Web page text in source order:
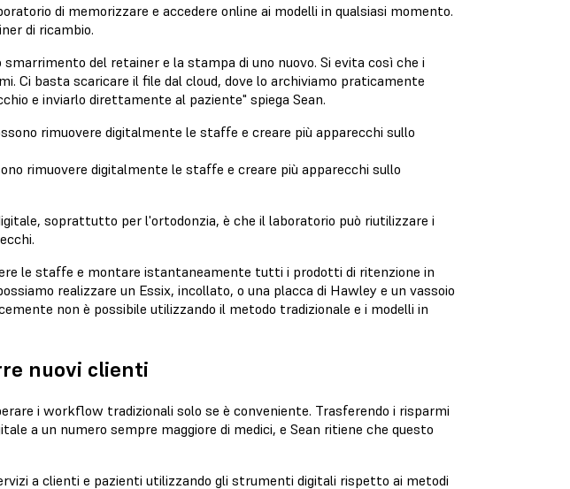
di memorizzare e accedere online ai modelli in qualsiasi momento.
di ricambio.
del retainer e la stampa di uno nuovo. Si evita così che i
Ci basta scaricare il file dal cloud, dove lo archiviamo praticamente
e inviarlo direttamente al paziente" spiega Sean.
rimuovere digitalmente le staffe e creare più apparecchi sullo
soprattutto per l'ortodonzia, è che il laboratorio può riutilizzare i
le staffe e montare istantaneamente tutti i prodotti di ritenzione in
realizzare un Essix, incollato, o una placca di Hawley e un vassoio
non è possibile utilizzando il metodo tradizionale e i modelli in
nuovi clienti
i workflow tradizionali solo se è conveniente. Trasferendo i risparmi
a un numero sempre maggiore di medici, e Sean ritiene che questo
a clienti e pazienti utilizzando gli strumenti digitali rispetto ai metodi